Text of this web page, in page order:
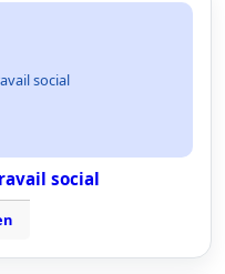
social
social